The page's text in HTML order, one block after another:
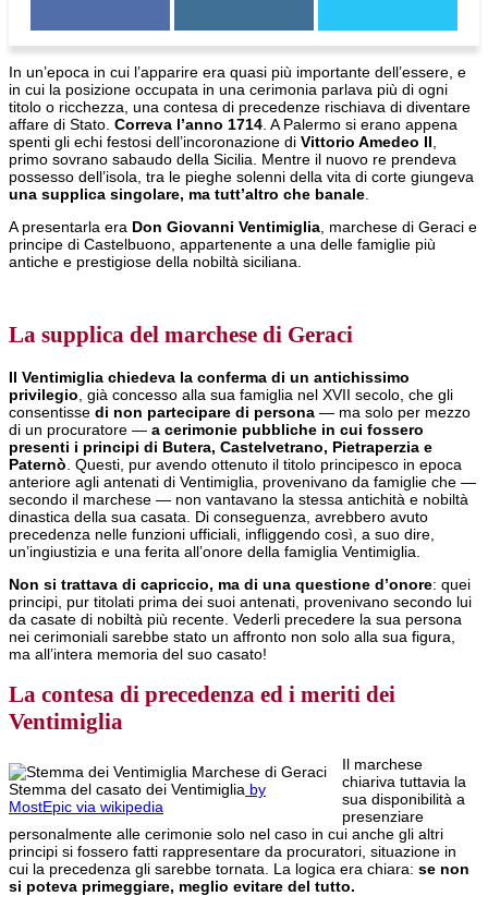
In un’epoca in cui l’apparire era quasi più importante dell’essere, e
in cui la posizione occupata in una cerimonia parlava più di ogni
titolo o ricchezza, una contesa di precedenze rischiava di diventare
affare di Stato. Correva l’anno 1714 . A Palermo si erano appena
spenti gli echi festosi dell’incoronazione di Vittorio Amedeo II
primo sovrano sabaudo della Sicilia. Mentre il nuovo re prendeva
possesso dell’isola, tra le pieghe solenni della vita di corte giungeva
una supplica singolare, ma tutt’altro che banale
A presentarla era Don Giovanni Ventimiglia , marchese di Geraci e
principe di Castelbuono, appartenente a una delle famiglie più
antiche e prestigiose della nobiltà siciliana.
La supplica del marchese di Geraci
Il Ventimiglia chiedeva la conferma di un antichissimo
privilegio , già concesso alla sua famiglia nel XVII secolo, che gli
consentisse di non partecipare di persona — ma solo per mezzo
di un procuratore — a cerimonie pubbliche in cui fossero
presenti i principi di Butera, Castelvetrano, Pietraperzia e
Paternò . Questi, pur avendo ottenuto il titolo principesco in epoca
anteriore agli antenati di Ventimiglia, provenivano da famiglie che —
secondo il marchese — non vantavano la stessa antichità e nobiltà
dinastica della sua casata. Di conseguenza, avrebbero avuto
precedenza nelle funzioni ufficiali, infliggendo così, a suo dire,
un’ingiustizia e una ferita all’onore della famiglia Ventimiglia.
Non si trattava di capriccio, ma di una questione d’onore: quei
principi, pur titolati prima dei suoi antenati, provenivano secondo lui
da casate di nobiltà più recente. Vederli precedere la sua persona
nei cerimoniali sarebbe stato un affronto non solo alla sua figura,
ma all’intera memoria del suo casato!
La contesa di precedenza ed i meriti dei
Ventimiglia
Stemma del casato dei Ventimiglia by
MostEpic via wikipedia
Il marchese
chiariva tuttavia la
sua disponibilità a
presenziare
personalmente alle cerimonie solo nel caso in cui anche gli altri
principi si fossero fatti rappresentare da procuratori, situazione in
cui la precedenza gli sarebbe tornata. La logica era chiara: se non
si poteva primeggiare, meglio evitare del tutto.